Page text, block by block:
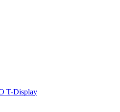
T-Display